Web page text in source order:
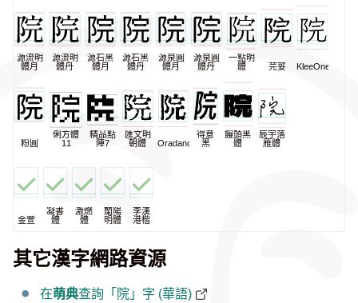
源流明
體月
源流明
體丹
源石黑
體月
源石黑
體丹
源泉圓
體月
源泉圓
體丹
一點明
體
芫荽 KleeOne
粉圓
俐方體
11
精品點
陣7
匯文明
朝體
Oradano
得意
黑
饅頭黑
體
辰宇落
雁體
金萱
凝書
體
激燃
體
蘭陽
明體
李漢
港楷
其它漢字網路資源
在萌典查詢「院」字 (華語)